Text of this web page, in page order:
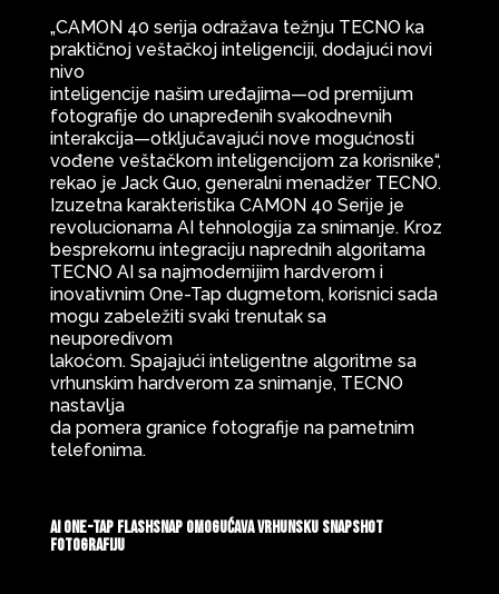
„CAMON 40 serija odražava težnju TECNO ka
praktičnoj veštačkoj inteligenciji, dodajući novi
nivo
inteligencije našim uređajima—od premijum
fotografije do unapređenih svakodnevnih
interakcija—otključavajući nove mogućnosti
vođene veštačkom inteligencijom za korisnike“,
rekao je Jack Guo, generalni menadžer TECNO.
Izuzetna karakteristika CAMON 40 Serije je
revolucionarna AI tehnologija za snimanje. Kroz
besprekornu integraciju naprednih algoritama
TECNO AI sa najmodernijim hardverom i
inovativnim One-Tap dugmetom, korisnici sada
mogu zabeležiti svaki trenutak sa
neuporedivom
lakoćom. Spajajući inteligentne algoritme sa
vrhunskim hardverom za snimanje, TECNO
nastavlja
da pomera granice fotografije na pametnim
telefonima.
AI One-Tap FlashSnap omogućava vrhunsku Snapshot
fotografiju